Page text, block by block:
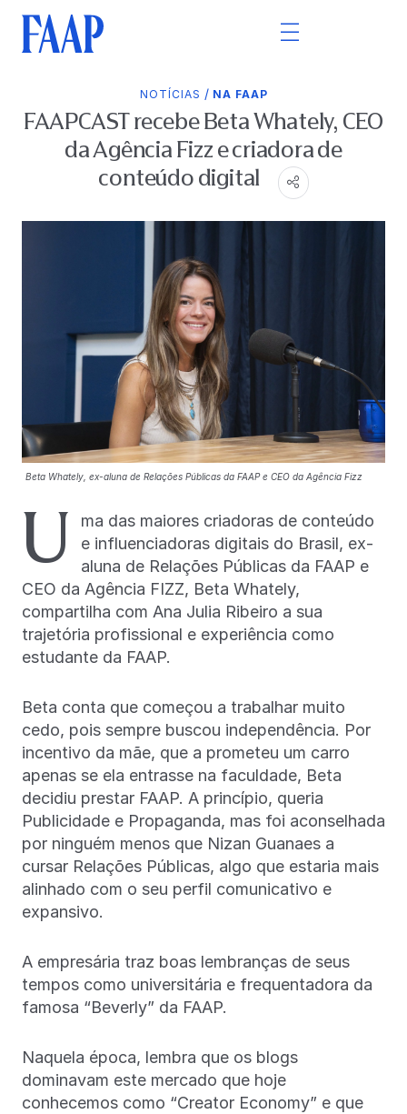
NOTÍCIAS / NA FAAP
FAAPCAST recebe Beta Whately, CEO
da Agência Fizz e criadora de
conteúdo digital
Beta Whately, ex-aluna de Relações Públicas da FAAP e CEO da Agência Fizz
U
ma das maiores criadoras de conteúdo
e influenciadoras digitais do Brasil, ex-
aluna de Relações Públicas da FAAP e
CEO da Agência FIZZ, Beta Whately,
compartilha com Ana Julia Ribeiro a sua
trajetória profissional e experiência como
estudante da FAAP.
Beta conta que começou a trabalhar muito
cedo, pois sempre buscou independência. Por
incentivo da mãe, que a prometeu um carro
apenas se ela entrasse na faculdade, Beta
decidiu prestar FAAP. A princípio, queria
Publicidade e Propaganda, mas foi aconselhada
por ninguém menos que Nizan Guanaes a
cursar Relações Públicas, algo que estaria mais
alinhado com o seu perfil comunicativo e
expansivo.
A empresária traz boas lembranças de seus
tempos como universitária e frequentadora da
famosa “Beverly” da FAAP.
Naquela época, lembra que os blogs
dominavam este mercado que hoje
conhecemos como “Creator Economy” e que